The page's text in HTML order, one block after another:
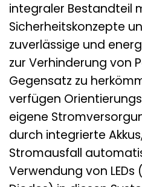
integraler Bestandteil
Sicherheitskonzepte
zuverlässige und
zur Verhinderung von
Gegensatz zu
verfügen
eigene
durch integrierte
Stromausfall
Verwendung von LEDs